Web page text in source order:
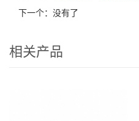
下一个：没有了
相关产品